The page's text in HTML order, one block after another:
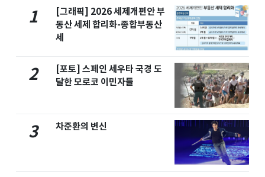
1
[그래픽] 2026 세제개편안 부
동산 세제 합리화-종합부동산
세
2
[포토] 스페인 세우타 국경 도
달한 모로코 이민자들
3 차준환의 변신